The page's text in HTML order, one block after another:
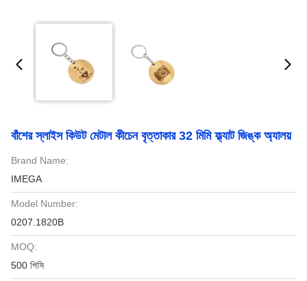
বাঁশের স্লাইস কিউট মেটাল কীচেন বৃত্তাকার 32 মিমি ফ্ল্যাট জিঙ্ক অ্যালয়
Brand Name:
IMEGA
Model Number:
0207.1820B
MOQ:
500 পিসি